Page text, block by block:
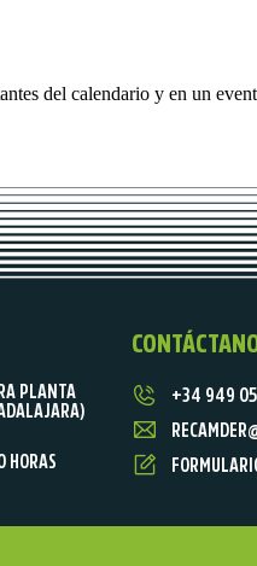
del calendario y en un
PLANTA
HORAS
+34 949